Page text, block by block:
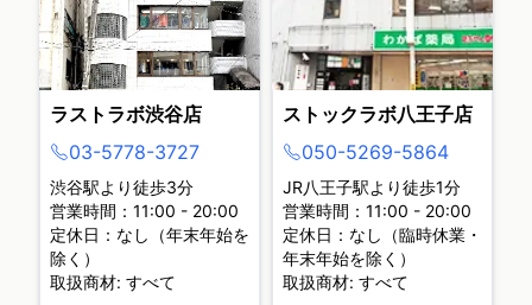
ラストラボ渋谷店
03-5778-3727
渋谷駅より徒歩3分
営業時間：11:00 - 20:00
定休日：なし（年末年始を
除く）
取扱商材: すべて
ストックラボ八王子店
050-5269-5864
JR八王子駅より徒歩1分
営業時間：11:00 - 20:00
定休日：なし（臨時休業・
年末年始を除く）
取扱商材: すべて